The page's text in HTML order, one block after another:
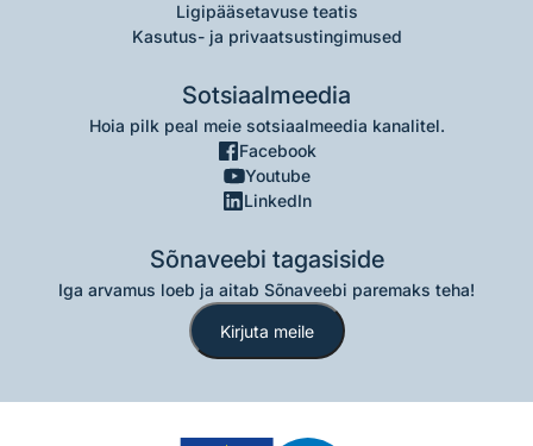
Ligipääsetavuse teatis
Kasutus- ja privaatsustingimused
Sotsiaalmeedia
Hoia pilk peal meie sotsiaalmeedia kanalitel.
Facebook
Youtube
LinkedIn
Sõnaveebi tagasiside
Iga arvamus loeb ja aitab Sõnaveebi paremaks teha!
Kirjuta meile